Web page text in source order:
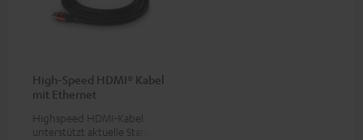
High-Speed HDMI® Kabel
mit Ethernet
Highspeed HDMI-Kabel
unterstützt aktuelle Standards